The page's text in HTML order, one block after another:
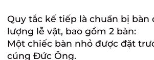
Quy tắc kế tiếp là chuẩn bị bàn
lượng lễ vật, bao gồm 2 bàn:
Một chiếc bàn nhỏ được đặt
cúng Đức Ông.